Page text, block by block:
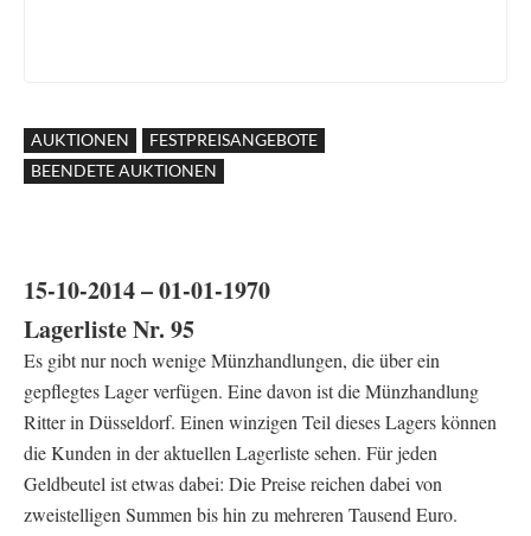
AUKTIONEN
FESTPREISANGEBOTE
BEENDETE AUKTIONEN
15-10-2014 – 01-01-1970
Lagerliste Nr. 95
Es gibt nur noch wenige Münzhandlungen, die über ein
gepflegtes Lager verfügen. Eine davon ist die Münzhandlung
Ritter in Düsseldorf. Einen winzigen Teil dieses Lagers können
die Kunden in der aktuellen Lagerliste sehen. Für jeden
Geldbeutel ist etwas dabei: Die Preise reichen dabei von
zweistelligen Summen bis hin zu mehreren Tausend Euro.